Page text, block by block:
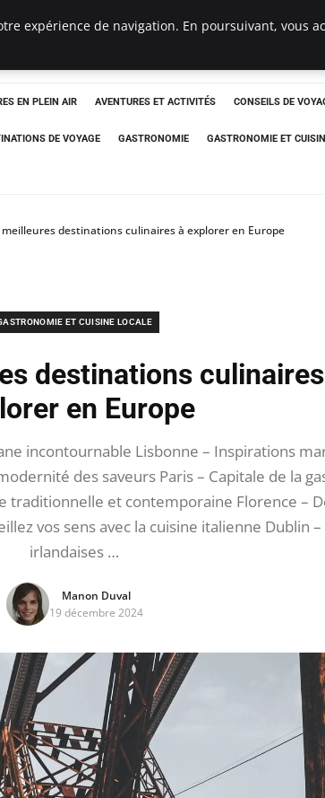
EN PLEIN AIR AVENTURES ET ACTIVITÉS CONSEILS DE
DE VOYAGE GASTRONOMIE GASTRONOMIE ET
meilleures destinations culinaires à explorer en Europe
ET CUISINE LOCALE
destinations
en Europe
incontournable Lisbonne – Inspirations
des saveurs Paris – Capitale de la
traditionnelle et contemporaine Florence –
vos sens avec la cuisine italienne Dublin –
irlandaises …
Manon Duval
19 décembre 2024
expérience de navigation. En poursuivant, vous